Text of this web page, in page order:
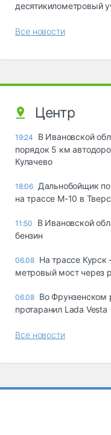
десятикилометровый
Все новости
Центр
19:24
В Ивановской
порядок 5 км
Кулачево
18:06 Дальнобойщик
на трассе М-10 в
11:50
В Ивановской
бензин
06.08 На трассе Курск
метровый мост через
06.08 Во Фрунзенском
протаранил Lada Vesta
Все новости